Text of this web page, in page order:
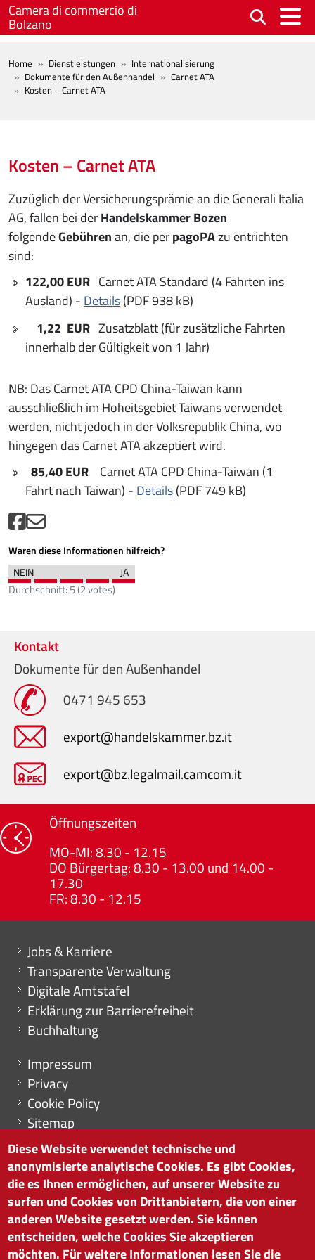
Skip to main content
Camera di commercio di
Bolzano
BREADCRUMB
Home Dienstleistungen
Internationalisierung
Dokumente für den Außenhandel
Carnet ATA
Kosten – Carnet ATA
Kosten – Carnet ATA
Zuzüglich der Versicherungsprämie an die Generali Italia
AG, fallen bei derHandelskammer Bozen
folgendeGebührenan, die perpagoPAzu entrichten
sind:
122,00 EUR Carnet ATA Standard (4 Fahrten ins
Ausland) - Details(PDF 938 kB)
1,22 EUR Zusatzblatt (für zusätzliche Fahrten
innerhalb der Gültigkeit von 1 Jahr)
NB: Das Carnet ATA CPD China-Taiwan kann
ausschließlich im Hoheitsgebiet Taiwans verwendet
werden, nicht jedoch in der Volksrepublik China, wo
hingegen das Carnet ATA akzeptiert wird.
85,40 EUR Carnet ATA CPD China-Taiwan (1
Fahrt nach Taiwan) - Details(PDF 749 kB)
Waren diese Informationen hilfreich?
Durchschnitt:5(2votes)
Kontakt
Dokumente für den Außenhandel
0471 945 653
export@handelskammer.bz.it
export@bz.legalmail.camcom.it
Öffnungszeiten
MO-MI: 8.30 - 12.15
DO Bürgertag: 8.30 - 13.00 und 14.00 -
17.30
FR: 8.30 - 12.15
Mini menu di servizio
Jobs & Karriere
Transparente Verwaltung
Digitale Amtstafel
Erklärung zur Barrierefreiheit
Buchhaltung
Menu footer
Impressum
Privacy
Cookie Policy
Sitemap
Cookie-Einstellungen
HANDELSKAMMER BOZEN
Südtiroler Straße 60 | I-39100 Bozen
Tel. 0471 945 511 |info@handelskammer.bz.it
Diese Website verwendet technische und
anonymisierte analytische Cookies. Es gibt Cookies,
die es Ihnen ermöglichen, auf unserer Website zu
surfen und Cookies von Drittanbietern, die von einer
anderen Website gesetzt werden. Sie können
entscheiden, welche Cookies Sie akzeptieren
möchten. Für weitere Informationen lesen Sie die